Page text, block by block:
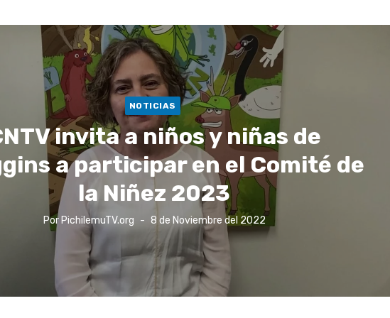
NOTICIAS
invita a niños y niñas de
a participar en el Comité de
la Niñez 2023
Por PichilemuTV.org
Publicado
8 de Noviembre del 2022